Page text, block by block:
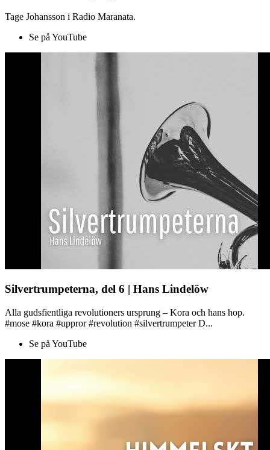
Tage Johansson i Radio Maranata.
Se på YouTube
Silvertrumpeterna, del 6 | Hans Lindelöw
Alla gudsfientliga revolutioners ursprung – Kora och hans hop.
#mose #kora #uppror #revolution #silvertrumpeter D...
Se på YouTube